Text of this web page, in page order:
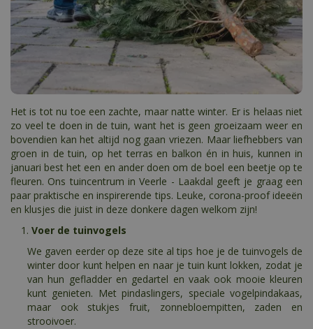
Het is tot nu toe een zachte, maar natte winter. Er is helaas niet
zo veel te doen in de tuin, want het is geen groeizaam weer en
bovendien kan het altijd nog gaan vriezen. Maar liefhebbers van
groen in de tuin, op het terras en balkon én in huis, kunnen in
januari best het een en ander doen om de boel een beetje op te
fleuren. Ons tuincentrum in Veerle - Laakdal geeft je graag een
paar praktische en inspirerende tips. Leuke, corona-proof ideeën
en klusjes die juist in deze donkere dagen welkom zijn!
Voer de tuinvogels
We gaven eerder op deze site al tips hoe je de tuinvogels de
winter door kunt helpen en naar je tuin kunt lokken, zodat je
van hun gefladder en gedartel en vaak ook mooie kleuren
kunt genieten. Met pindaslingers, speciale vogelpindakaas,
maar ook stukjes fruit, zonnebloempitten, zaden en
strooivoer.